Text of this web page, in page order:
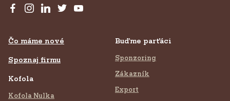
Čo máme nové
Spoznaj firmu
Kofola
Kofola Nulka
Buďme parťáci
Sponzoring
Zákazník
Export